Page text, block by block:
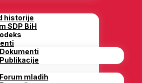
historije
SDP BiH
Dokumenti
Publikacije
Forum mladih